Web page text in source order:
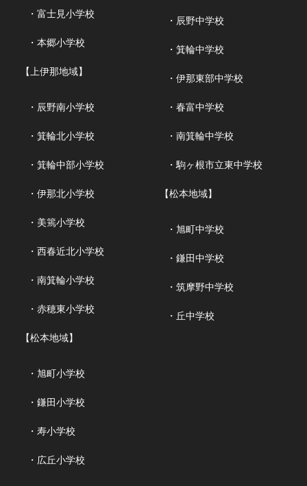
・富士見小学校
・本郷小学校
【上伊那地域】
・辰野南小学校
・箕輪北小学校
・箕輪中部小学校
・伊那北小学校
・美篶小学校
・西春近北小学校
・南箕輪小学校
・赤穂東小学校
【松本地域】
・旭町小学校
・鎌田小学校
・寿小学校
・広丘小学校
・辰野中学校
・箕輪中学校
・伊那東部中学校
・春富中学校
・南箕輪中学校
・駒ヶ根市立東中学校
【松本地域】
・旭町中学校
・鎌田中学校
・筑摩野中学校
・丘中学校